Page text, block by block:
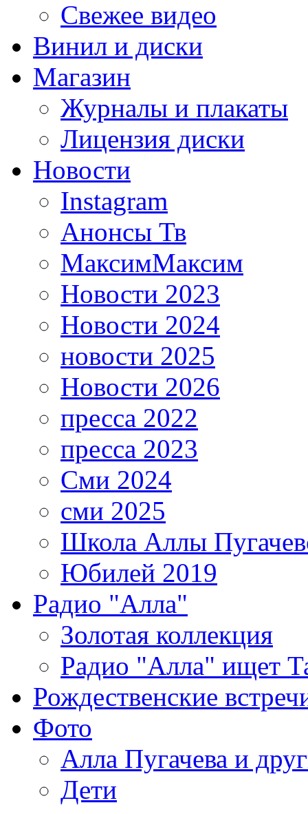
Свежее видео
Винил и диски
Магазин
Журналы и плакаты
Лицензия диски
Новости
Instagram
Анонсы Тв
МаксимМаксим
Новости 2023
Новости 2024
новости 2025
Новости 2026
пресса 2022
пресса 2023
Сми 2024
сми 2025
Школа Аллы
Юбилей 2019
Радио "Алла"
Золотая коллекция
Радио "Алла" ищет
Рождественские
Фото
Алла Пугачева и
Дети